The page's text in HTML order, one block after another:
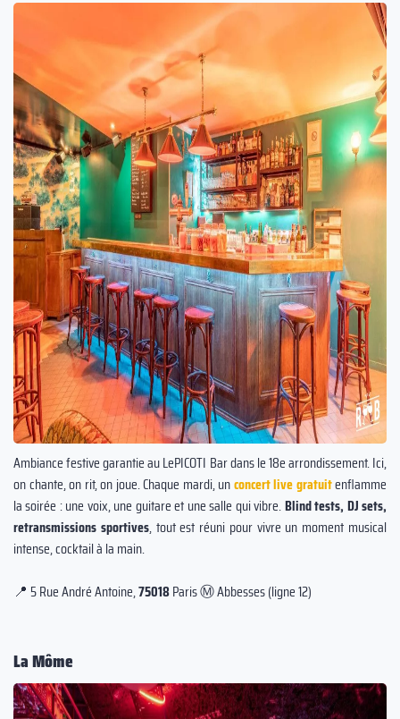
Ambiance festive garantie au LePICOTI Bar dans le 18e arrondissement. Ici,
on chante, on rit, on joue. Chaque mardi, unconcert live gratuitenflamme
la soirée : une voix, une guitare et une salle qui vibre.Blind tests, DJ sets,
retransmissions sportives, tout est réuni pour vivre un moment musical
intense, cocktail à la main.
📍 5 Rue André Antoine,75018Paris Ⓜ️ Abbesses (ligne 12)
La Môme